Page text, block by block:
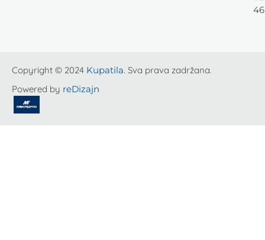
46
Copyright © 2024 Kupatila. Sva prava zadržana.
Powered by reDizajn